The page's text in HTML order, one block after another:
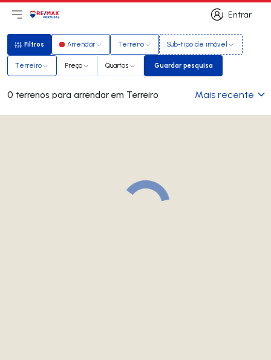
Entrar
Entrar
Abri menu principal
LogoIr para página inicial
Filtros
Filtros Arrendar Terreno Sub-tipo de imóvel
Terreiro Preço Quartos Guardar pesquisa
Guardar pesquisa
0 terrenos para arrendar em Terreiro Mais recente